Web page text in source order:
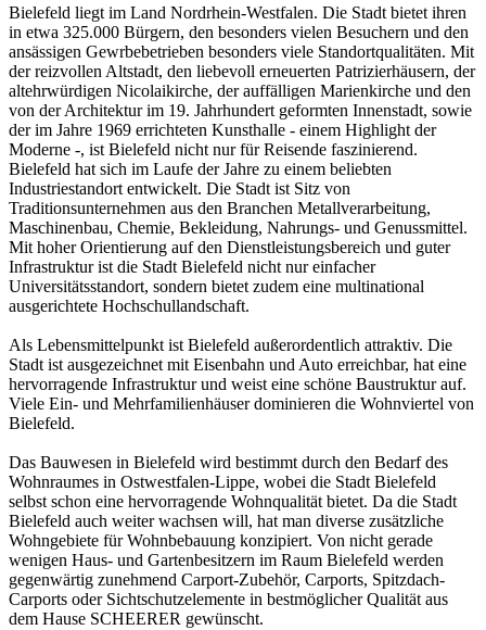
Bielefeld liegt im Land Nordrhein-Westfalen. Die Stadt bietet ihren
in etwa 325.000 Bürgern, den besonders vielen Besuchern und den
ansässigen Gewrbebetrieben besonders viele Standortqualitäten. Mit
der reizvollen Altstadt, den liebevoll erneuerten Patrizierhäusern, der
altehrwürdigen Nicolaikirche, der auffälligen Marienkirche und den
von der Architektur im 19. Jahrhundert geformten Innenstadt, sowie
der im Jahre 1969 errichteten Kunsthalle - einem Highlight der
Moderne -, ist Bielefeld nicht nur für Reisende faszinierend.
Bielefeld hat sich im Laufe der Jahre zu einem beliebten
Industriestandort entwickelt. Die Stadt ist Sitz von
Traditionsunternehmen aus den Branchen Metallverarbeitung,
Maschinenbau, Chemie, Bekleidung, Nahrungs- und Genussmittel.
Mit hoher Orientierung auf den Dienstleistungsbereich und guter
Infrastruktur ist die Stadt Bielefeld nicht nur einfacher
Universitätsstandort, sondern bietet zudem eine multinational
ausgerichtete Hochschullandschaft.
Als Lebensmittelpunkt ist Bielefeld außerordentlich attraktiv. Die
Stadt ist ausgezeichnet mit Eisenbahn und Auto erreichbar, hat eine
hervorragende Infrastruktur und weist eine schöne Baustruktur auf.
Viele Ein- und Mehrfamilienhäuser dominieren die Wohnviertel von
Bielefeld.
Das Bauwesen in Bielefeld wird bestimmt durch den Bedarf des
Wohnraumes in Ostwestfalen-Lippe, wobei die Stadt Bielefeld
selbst schon eine hervorragende Wohnqualität bietet. Da die Stadt
Bielefeld auch weiter wachsen will, hat man diverse zusätzliche
Wohngebiete für Wohnbebauung konzipiert. Von nicht gerade
wenigen Haus- und Gartenbesitzern im Raum Bielefeld werden
gegenwärtig zunehmend Carport-Zubehör, Carports, Spitzdach-
Carports oder Sichtschutzelemente in bestmöglicher Qualität aus
dem Hause SCHEERER gewünscht.